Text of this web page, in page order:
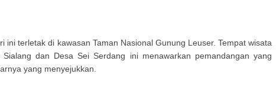
ini terletak di kawasan Taman Nasional Gunung Leuser. Tempat wisata
dan Desa Sei Serdang ini menawarkan pemandangan yang
yang menyejukkan.